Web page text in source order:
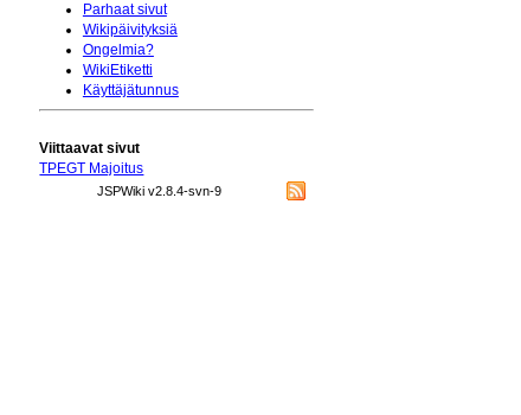
Parhaat sivut
Wikipäivityksiä
Ongelmia?
WikiEtiketti
Käyttäjätunnus
Viittaavat sivut
TPEGT Majoitus
JSPWiki v2.8.4-svn-9